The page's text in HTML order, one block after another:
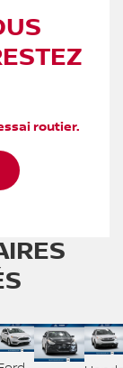
routier.